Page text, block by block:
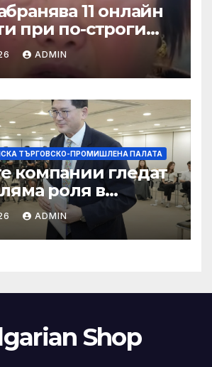
11 онлайн
при по-строги
за ограничаване на
и
ADMIN
ТЪРГОВСКО-ПРОМИШЛЕНА ПАЛАТА
компании гледат
роля в
ADMIN
Shop